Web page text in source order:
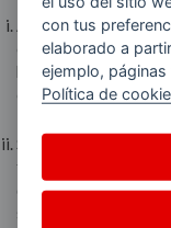
Autoridades
o jurisdiccionales en
hacerlo por ley,
obligaciones
Sociedades del
figura una relación
datos del Usuario
con tus
elaborado a
ejemplo,
Política de